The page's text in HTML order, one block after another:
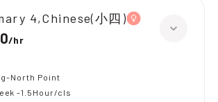
4,Chinese(小四)
/hr
North Point
-1.5Hour/cls